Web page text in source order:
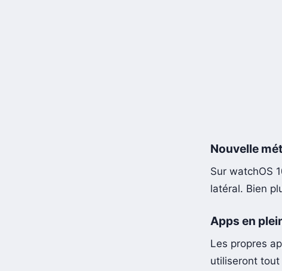
Nouvelle
Sur watchOS
latéral. Bien
Apps en
Les propres
utiliseront tout